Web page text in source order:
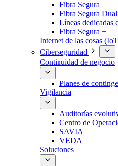
Fibra Segura
Fibra Segura Dual
Líneas dedicadas
Fibra Segura +
Internet de las cosas
Ciberseguridad
Continuidad de negocio
Planes de
Vigilancia
Auditorías
Centro de
SAVIA
VEDA
Soluciones